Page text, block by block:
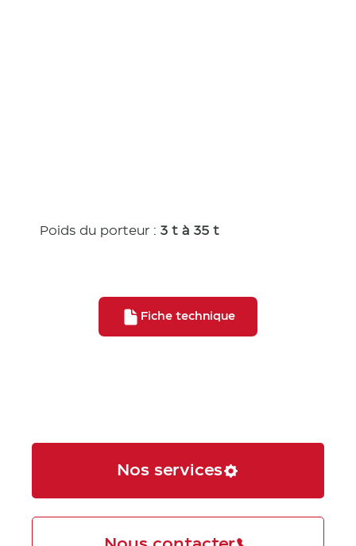
Poids du porteur : 3 t à 35 t
Fiche technique
Nos services